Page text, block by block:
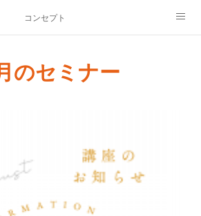
コンセプト
Point of view コラム
のセミナー